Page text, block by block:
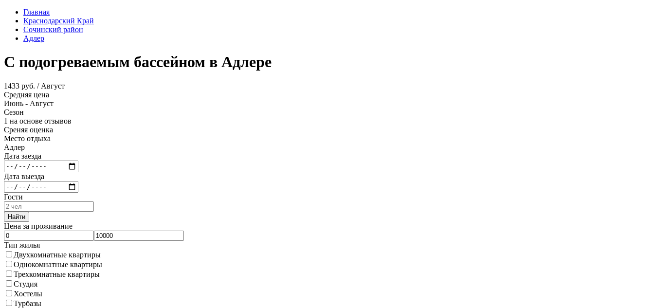
Главная
Краснодарский Край
Сочинский район
Адлер
С подогреваемым бассейном в Адлере
1433 руб. / Август
Средняя цена
Июнь - Август
Сезон
1 на основе отзывов
Среняя оценка
Место отдыха
Адлер
Дата заезда
Дата выезда
Гости
Найти
Цена за проживание
Тип жилья
Двухкомнатные квартиры
Однокомнатные квартиры
Трехкомнатные квартиры
Студия
Хостелы
Турбазы